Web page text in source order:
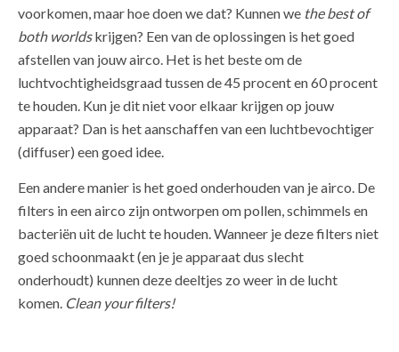
voorkomen, maar hoe doen we dat? Kunnen we the best of
both worldskrijgen? Een van de oplossingen is het goed
afstellen van jouw airco. Het is het beste om de
luchtvochtigheidsgraad tussen de 45 procent en 60 procent
te houden. Kun je dit niet voor elkaar krijgen op jouw
apparaat? Dan is het aanschaffen van een luchtbevochtiger
(diffuser) een goed idee.
Een andere manier is het goed onderhouden van je airco. De
filters in een airco zijn ontworpen om pollen, schimmels en
bacteriën uit de lucht te houden. Wanneer je deze filters niet
goed schoonmaakt (en je je apparaat dus slecht
onderhoudt) kunnen deze deeltjes zo weer in de lucht
komen. Clean your filters!